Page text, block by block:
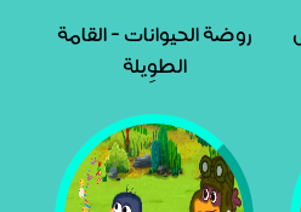
روضة الحيوانات - القامة
الطوِيلة